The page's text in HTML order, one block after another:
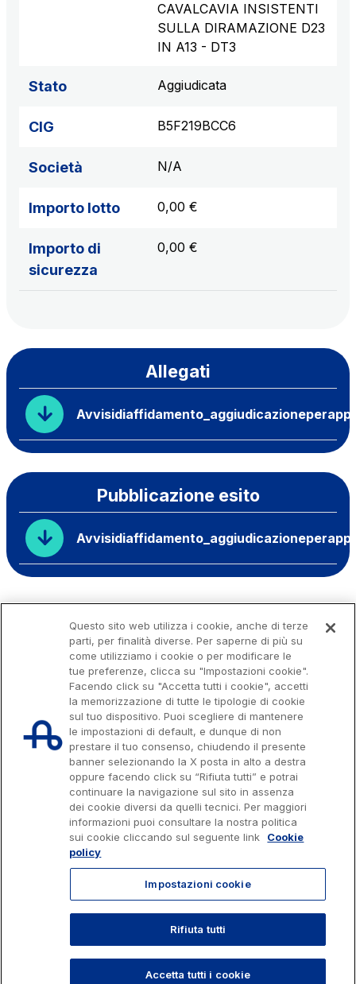
CAVALCAVIA INSISTENTI
SULLA DIRAMAZIONE D23
IN A13 - DT3
Stato Aggiudicata
CIG B5F219BCC6
Società N/A
Importo lotto 0,00 €
Importo di
sicurezza
0,00 €
Allegati
Pubblicazione esito
Capitale sociale € 622.027.000,00 interamente versato
Codice fiscale e n. di iscrizione al Registro delle Imprese di Roma
C.C.I.A.A. Roma n. 1037417 - P.IVA: 07516911000 - Sede Legale: via A.
Progetto e realizzazione Autostrade per l'Italia © 2026 Autostrade per
803.111 info@autostrade.it
Cookies Accessibilità Whistleblowing Lavora con noi
Questo sito web utilizza i cookie, anche di terze
parti, per finalità diverse. Per saperne di più su
come utilizziamo i cookie o per modificare le
tue preferenze, clicca su "Impostazioni cookie".
Facendo click su "Accetta tutti i cookie", accetti
la memorizzazione di tutte le tipologie di cookie
sul tuo dispositivo. Puoi scegliere di mantenere
le impostazioni di default, e dunque di non
prestare il tuo consenso, chiudendo il presente
banner selezionando la X posta in alto a destra
oppure facendo click su “Rifiuta tutti” e potrai
continuare la navigazione sul sito in assenza
dei cookie diversi da quelli tecnici. Per maggiori
informazioni puoi consultare la nostra politica
sui cookie cliccando sul seguente link
Cookie
policy
Impostazioni cookie
Rifiuta tutti
Accetta tutti i cookie